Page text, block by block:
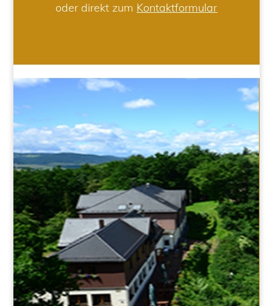
oder direkt zum Kontaktformular
HOTEL